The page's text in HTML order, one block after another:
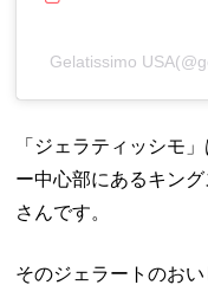
Gelatissimo
「ジェラティッシモ
ー中心部にあるキン
さんです。
そのジェラートのお